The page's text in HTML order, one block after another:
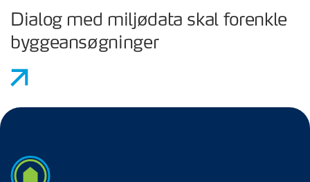
Dialog med miljødata skal forenkle
byggeansøgninger